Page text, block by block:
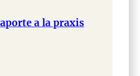
a la praxis